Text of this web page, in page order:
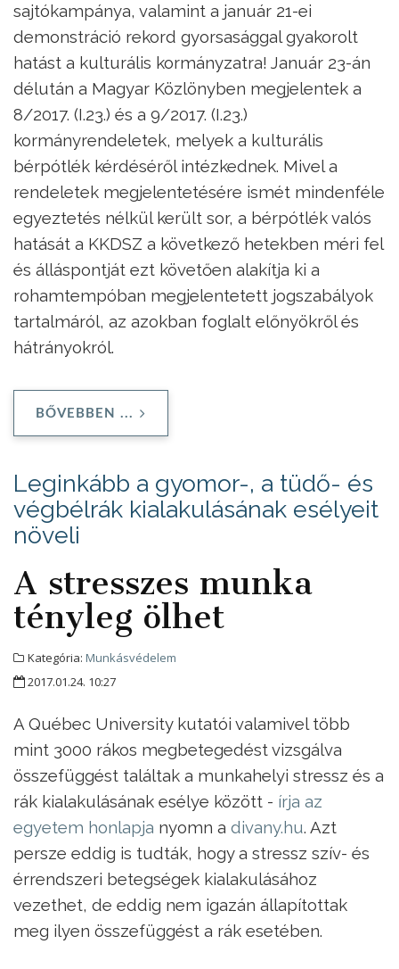
sajtókampánya, valamint a január 21-ei
demonstráció rekord gyorsasággal gyakorolt
hatást a kulturális kormányzatra! Január 23-án
délután a Magyar Közlönyben megjelentek a
8/2017. (I.23.) és a 9/2017. (I.23.)
kormányrendeletek, melyek a kulturális
bérpótlék kérdéséről intézkednek. Mivel a
rendeletek megjelentetésére ismét mindenféle
egyeztetés nélkül került sor, a bérpótlék valós
hatását a KKDSZ a következő hetekben méri fel
és álláspontját ezt követően alakítja ki a
rohamtempóban megjelentetett jogszabályok
tartalmáról, az azokban foglalt előnyökről és
hátrányokról.
BŐVEBBEN ...
Leginkább a gyomor-, a tüdő- és
végbélrák kialakulásának esélyeit
növeli
A stresszes munka
tényleg ölhet
Kategória: Munkásvédelem
2017.01.24. 10:27
A Québec University kutatói valamivel több
mint 3000 rákos megbetegedést vizsgálva
összefüggést találtak a munkahelyi stressz és a
rák kialakulásának esélye között - írja az
egyetem honlapja nyomn a divany.hu. Azt
persze eddig is tudták, hogy a stressz szív- és
érrendszeri betegségek kialakulásához
vezethet, de eddig nem igazán állapítottak
meg ilyen összefüggést a rák esetében.